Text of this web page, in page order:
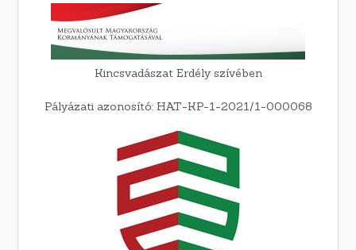
Kincsvadászat Erdély szívében
Pályázati azonosító: HAT-KP-1-2021/1-000068